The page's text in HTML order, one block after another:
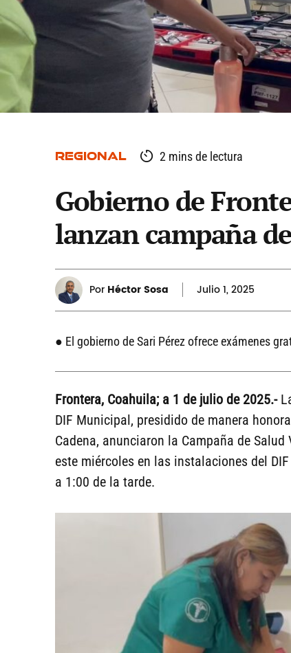
REGIONAL 2 mins de lectura
Gobierno de
lanzan campaña
Por Héctor Sosa Julio1, 2025
● El gobierno de Sari Pérez ofrece exámenes
Frontera, Coahuila; a 1 de julio de 2025.-
DIF Municipal, presidido de manera
Cadena, anunciaron la Campaña de
este miércoles en las instalaciones del
a 1:00 de la tarde.